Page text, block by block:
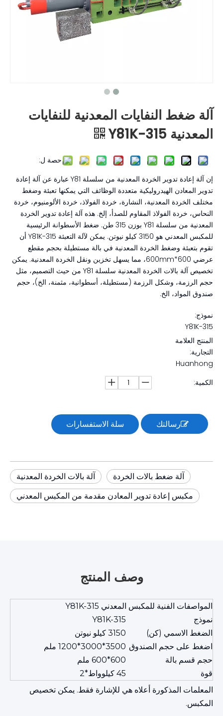
آلة ضغط النفايات المعدنية للنفايات
المعدنية Y81K-315
حصة ل:
إن آلة إعادة تدوير الخردة المعدنية من سلسلة Y81 عبارة عن آلة إعادة
تدوير المعادن الهيدروليكية متعددة الوظائف التي يمكنها تعبئة وضغط
مختلف الخردة المعدنية، النشارة، خردة الفولاذ، خردة الألومنيوم، خردة
النحاس، خردة الفولاذ المقاوم للصدأ، إلخ. هذه آلة إعادة تدوير الخردة
المعدنية من سلسلة Y81 بوزن 315 طن. ضغط الأسطوانة الرئيسية
للمكبس المعدني هو 3150 كيلو نيوتن. يمكن لآلة التعبئة Y81K-315 أن
تقوم بتعبئة وضغط الخردة المعدنية في بالة مستطيلة بحجم مقطع
عرضي 600*600mm، مما يسهل تخزين ونقل الخردة المعدنية. يمكن
تخصيص آلة بالات الخردة المعدنية سلسلة Y81 من حيث التصميم، مثل
حجم الرزمة، وشكل الرزمة (مستطيلة، أسطوانية، مثمنة، الخ)، حجم
صندوق المواد، الخ.
نموذج:
Y81K-315
المنتج العلامة
التجارية:
Huanhong
الكمية:
رسالتك سلة الاستفسارات
آلة بالات الخردة المعدنية آلة ضغط بالات الخردة
مكبس إعادة تدوير المعادن مقدمة من المكبس المعدني
وصف المنتج
المواصفات الفنية للمكبس المعدني Y81K-315
نموذج
Y81K-315
الضغط الاسمي (كن)
3150 كيلو نيوتن
اضغط على حجم الصندوق 3500*3000*1200 ملم
حجم قسم بالة
600*600 ملم
قوة
45 كيلوواط*2
المعلمات المذكورة أعلاه هي للإشارة فقط. يمكن تخصيص
المكبس.